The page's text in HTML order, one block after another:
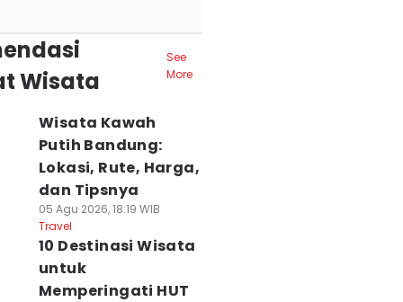
Wisata
See
More
Wisata Kawah
Putih Bandung:
Lokasi, Rute, Harga,
dan Tipsnya
05 Agu 2026, 18:19 WIB
Travel
10 Destinasi Wisata
untuk
Memperingati HUT